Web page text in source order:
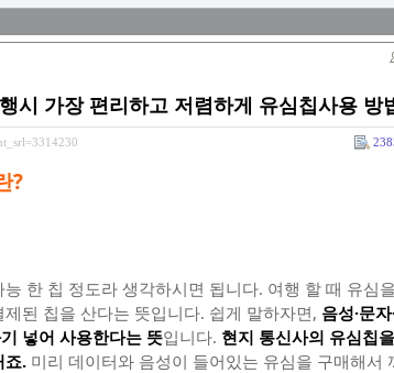
시 가장 편리하고 저렴하게 유심칩사용 방
?
한 칩 정도라 생각하시면 됩니다. 여행 할 때 유심
된 칩을 산다는 뜻입니다. 쉽게 말하자면, 음성·문
넣어 사용한다는 뜻입니다. 현지 통신사의 유심칩
죠. 미리 데이터와 음성이 들어있는 유심을 구매해서